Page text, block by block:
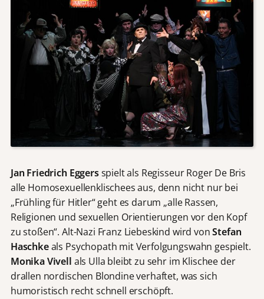
Jan Friedrich Eggersspielt als Regisseur Roger De Bris
alle Homosexuellenklischees aus, denn nicht nur bei
„Frühling für Hitler“ geht es darum „alle Rassen,
Religionen und sexuellen Orientierungen vor den Kopf
zu stoßen“. Alt-Nazi Franz Liebeskind wird vonStefan
Haschkeals Psychopath mit Verfolgungswahn gespielt.
Monika Vivell als Ulla bleibt zu sehr im Klischee der
drallen nordischen Blondine verhaftet, was sich
humoristisch recht schnell erschöpft.